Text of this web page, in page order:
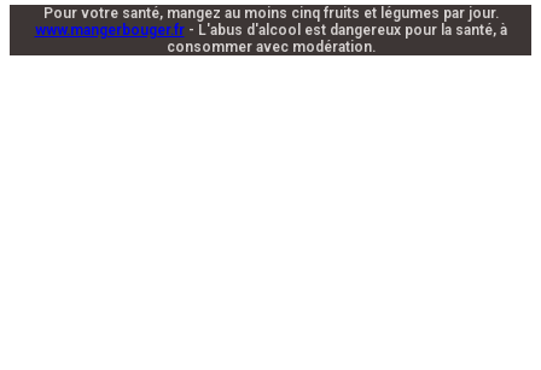
Pour votre santé, mangez au moins cinq fruits et légumes par jour.
www.mangerbouger.fr- L'abus d'alcool est dangereux pour la santé, à
consommer avec modération.